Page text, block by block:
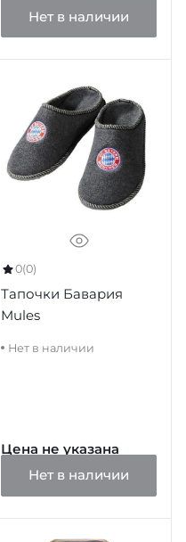
Нет в наличии
0(0)
Тапочки Бавария
Mules
Нет в наличии
Цена не указана
Нет в наличии